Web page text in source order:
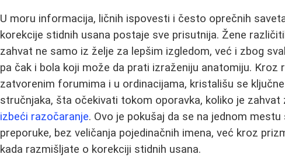
U moru informacija, ličnih ispovesti i često oprečnih
korekcije stidnih usana postaje sve prisutnija. Žene
zahvat ne samo iz želje za lepšim izgledom, već i zbog
pa čak i bola koji može da prati izraženiju anatomiju. Kroz
zatvorenim forumima i u ordinacijama, kristališu se
stručnjaka, šta očekivati tokom oporavka, koliko je zahvat
izbeći razočaranje. Ovo je pokušaj da se na jednom
preporuke, bez veličanja pojedinačnih imena, već kroz
kada razmišljate o korekciji stidnih usana.